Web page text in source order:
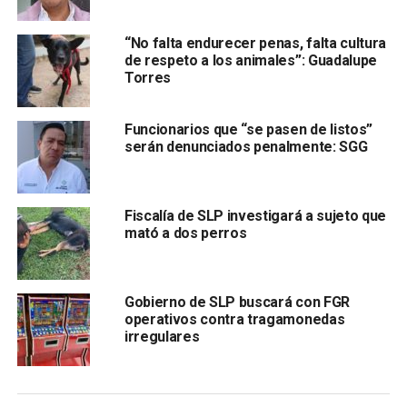
habían existido críticas en contra de ex funcionarios, pero
esas denuncias se evaporaban en cuanto llegaban a la
entonces Procuraduría General de Justicia del Estado”.
El funcionario dijo que en
se destaca las detenciones de ex funcionarios, pues
ha llegado a obtener las reparaciones de los daños al
erario público.
Añadió quese ha actuado con prontitud en casos en
los que la sociedad potosina se ha indignado
colectivamente, como fue el tema de “El Tiburón”
“No falta endurecer penas, falta cultura
de respeto a los animales”: Guadalupe
Torres
Funcionarios que “se pasen de listos”
serán denunciados penalmente: SGG
Fiscalía de SLP investigará a sujeto que
mató a dos perros
Gobierno de SLP buscará con FGR
operativos contra tragamonedas
irregulares